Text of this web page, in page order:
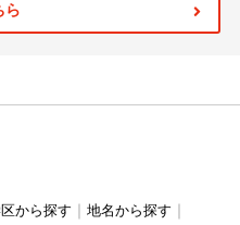
ら
から探す
地名から探す